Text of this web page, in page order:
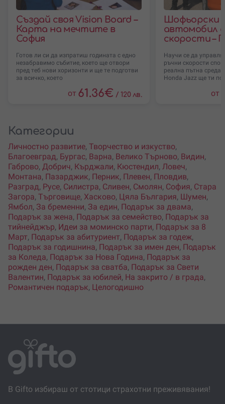
Създай своя Vision Board –
Карта на мечтите в
София
Готов ли си да изпратиш годината с едно
незабравимо събитие, което ще отвори
пред теб нови хоризонти и ще те подготви
за всичко, което
от 61.36€ / 120 лв.
Шофьорски
автомобил
скорости –
Научи се да
ръчни скорости
реална пътна среда.
Honda Jazz ще ти
от
Категории
Личностно развитие, Творчество и изкуство,
Благоевград, Бургас, Варна, Велико Търново, Видин,
Габрово, Добрич, Кърджали, Кюстендил, Ловеч,
Монтана, Пазарджик, Перник, Плевен, Пловдив,
Разград, Русе, Силистра, Сливен, Смолян, София, Стара
Загора, Търговище, Хасково, Цяла България, Шумен,
Ямбол, За бременни, За един, Подарък за двама,
Подарък за жена, Подарък за семейство, Подарък за
тийнейджър, Идеи за моминско парти, Подарък за 8
Март, Подарък за абитуриент, Подарък за годеж,
Подарък за годишнина, Подарък за имен ден, Подарък
за Коледа, Подарък за Нова Година, Подарък за
рожден ден, Подарък за сватба, Подарък за Свети
Валентин, Подарък за юбилей, На закрито / в града,
Романтичен подарък, Целогодишно
В Gifto избираш от стотици страхотни преживявания!